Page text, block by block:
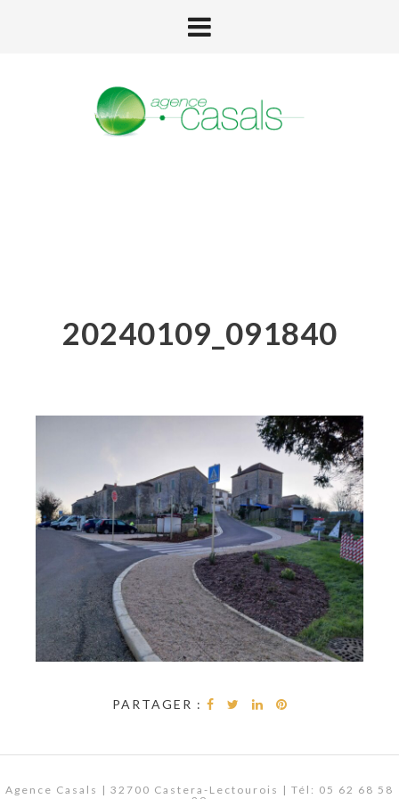
20240109_091840
PARTAGER :
Agence Casals | 32700 Castera-Lectourois | Tél: 05 62 68 58